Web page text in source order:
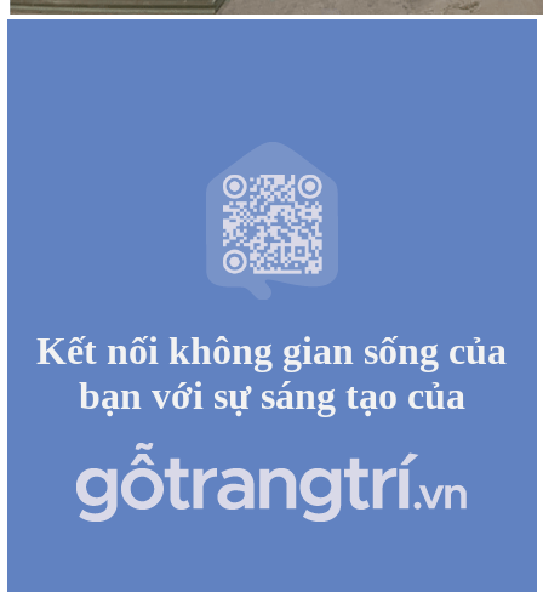
Kết nối không gian sống của
bạn với sự sáng tạo của